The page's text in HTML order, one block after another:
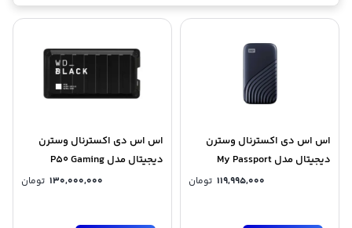
اس اس دی اکسترنال وسترن
دیجیتال مدل My Passport
119,995,000 تومان
اس اس دی اکسترنال وسترن
دیجیتال مدل P50 Gaming
130,000,000 تومان